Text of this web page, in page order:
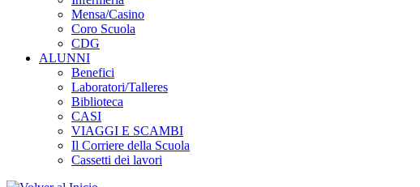
Mensa/Casino
Coro Scuola
CDG
ALUNNI
Benefici
Laboratori/Talleres
Biblioteca
CASI
VIAGGI E SCAMBI
Il Corriere della Scuola
Cassetti dei lavori